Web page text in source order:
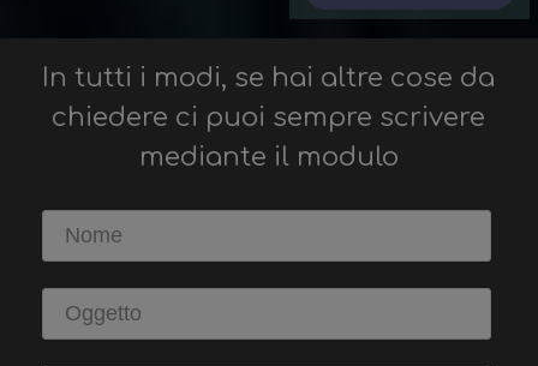
In tutti i modi, se hai altre cose da
chiedere ci puoi sempre scrivere
mediante il modulo